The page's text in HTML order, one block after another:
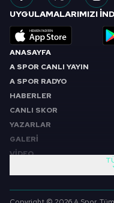
ANASAYFA
A SPOR CANLI YAYIN
A SPOR RADYO
HABERLER
CANLI SKOR
YAZARLAR
GALERİ
VİDEO
SABAH SPORU
UYGULAMALARIMIZI